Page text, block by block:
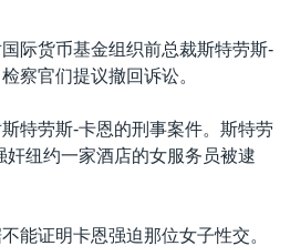
际货币基金组织前总裁斯特劳斯-
察官们提议撤回诉讼。
特劳斯-卡恩的刑事案件。斯特劳
纽约一家酒店的女服务员被逮
能证明卡恩强迫那位女子性交。